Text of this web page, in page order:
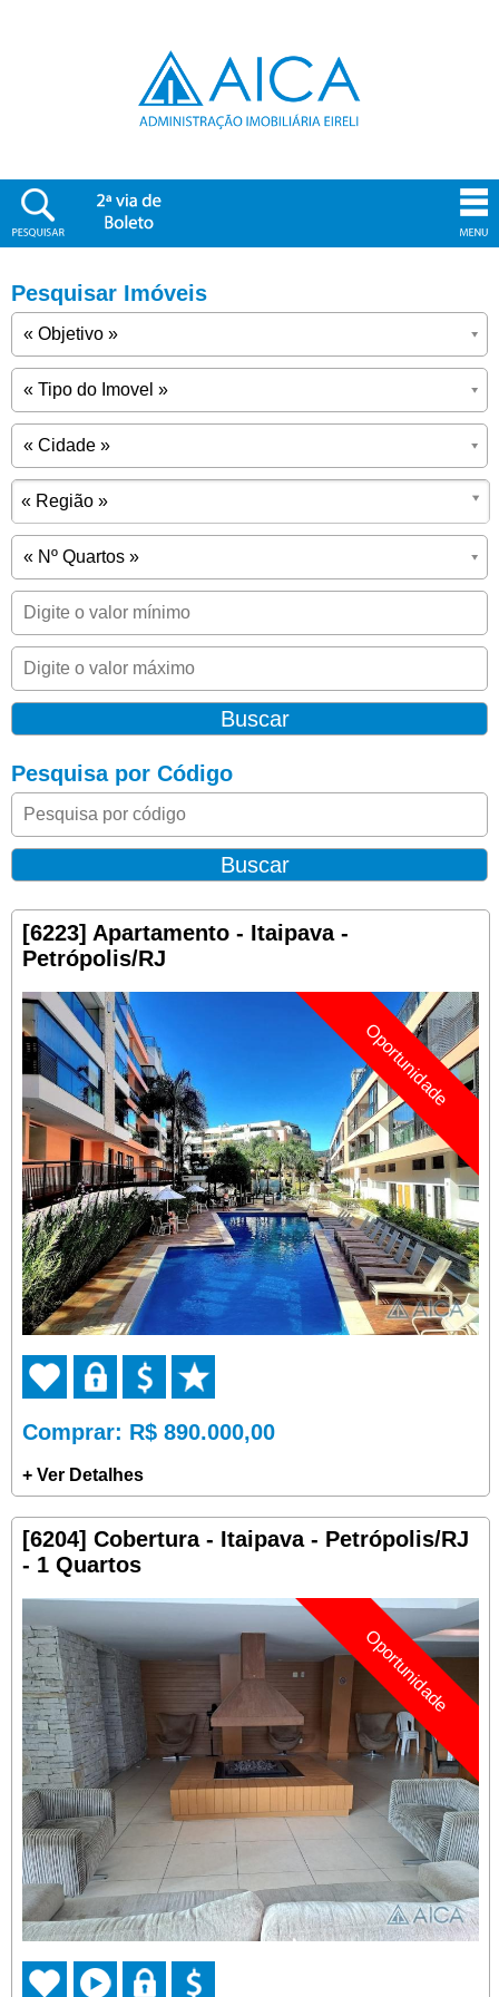
Pesquisar Imóveis
« Região »
Pesquisa por Código
[6223] Apartamento - Itaipava -
Petrópolis/RJ
Oportunidade
Comprar: R$ 890.000,00
+ Ver Detalhes
[6204] Cobertura - Itaipava - Petrópolis/RJ
- 1 Quartos
Oportunidade